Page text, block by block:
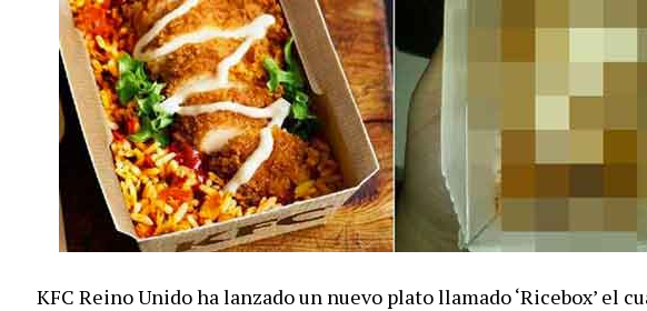
KFC Reino Unido ha lanzado un nuevo plato llamado ‘Ricebox’ el